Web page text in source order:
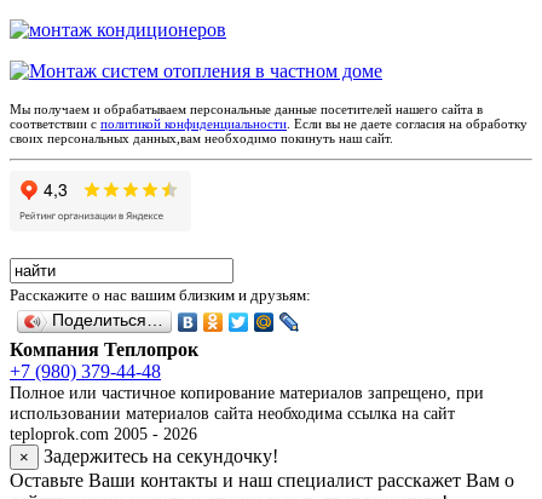
Мы получаем и обрабатываем персональные данные посетителей нашего сайта в
соответствии с политикой конфиденциальности . Если вы не даете согласия на обработку
своих персональных данных,вам необходимо покинуть наш сайт.
Расскажите о нас вашим близким и друзьям:
Поделиться…
Компания Теплопрок
+7 (980) 379-44-48
Полное или частичное копирование материалов запрещено, при
использовании материалов сайта необходима ссылка на сайт
teploprok.com 2005 - 2026
×
Задержитесь на секундочку!
Оставьте Ваши контакты и наш специалист расскажет Вам о